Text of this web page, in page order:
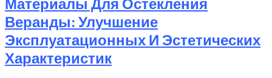
Веранды: Улучшение
Эксплуатационных И Эстетических
Характеристик